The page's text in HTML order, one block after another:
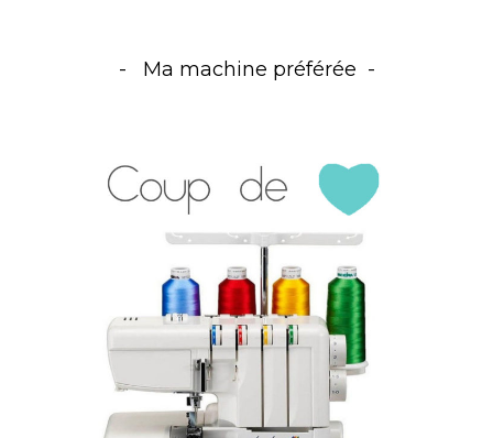
Ma machine préférée